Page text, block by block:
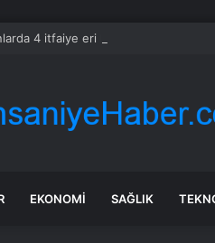
4 itfaiye eri hayatını kaybetti
EKONOMI SAĞLIK